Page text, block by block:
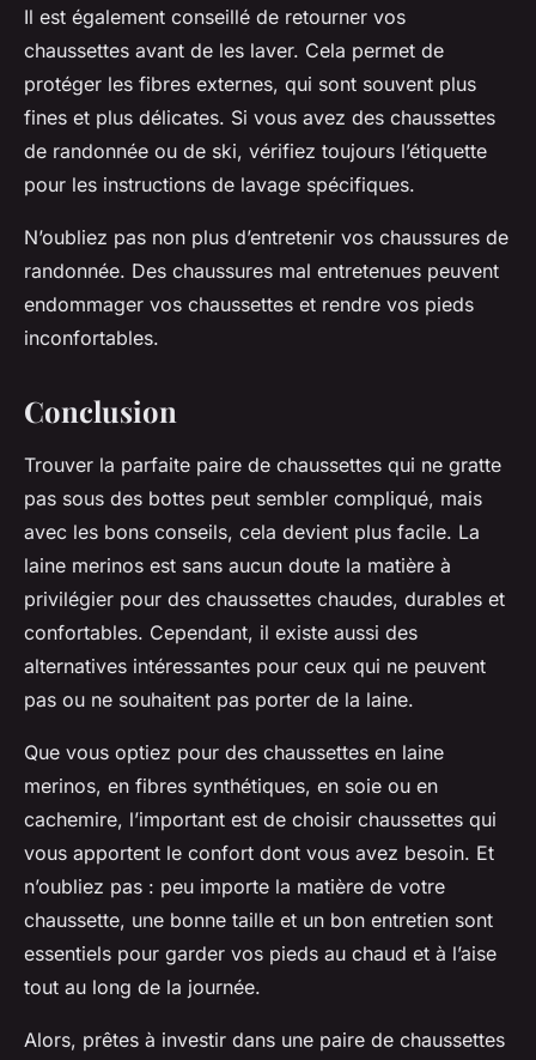
Il est également conseillé de retourner vos
chaussettes avant de les laver. Cela permet de
protéger les fibres externes, qui sont souvent plus
fines et plus délicates. Si vous avez des chaussettes
de randonnée ou de ski, vérifiez toujours l’étiquette
pour les instructions de lavage spécifiques.
N’oubliez pas non plus d’entretenir vos chaussures de
randonnée. Des chaussures mal entretenues peuvent
endommager vos chaussettes et rendre vos pieds
inconfortables.
Conclusion
Trouver la parfaite paire de chaussettes qui ne gratte
pas sous des bottes peut sembler compliqué, mais
avec les bons conseils, cela devient plus facile. La
laine merinos est sans aucun doute la matière à
privilégier pour des chaussettes chaudes, durables et
confortables. Cependant, il existe aussi des
alternatives intéressantes pour ceux qui ne peuvent
pas ou ne souhaitent pas porter de la laine.
Que vous optiez pour des chaussettes en laine
merinos, en fibres synthétiques, en soie ou en
cachemire, l’important est de choisir chaussettes qui
vous apportent le confort dont vous avez besoin. Et
n’oubliez pas : peu importe la matière de votre
chaussette, une bonne taille et un bon entretien sont
essentiels pour garder vos pieds au chaud et à l’aise
tout au long de la journée.
Alors, prêtes à investir dans une paire de chaussettes